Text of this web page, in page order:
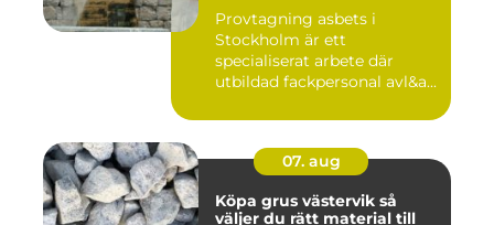
Provtagning asbets i
Stockholm är ett
specialiserat arbete där
utbildad fackpersonal avl&a...
07. aug
Köpa grus västervik så
väljer du rätt material till